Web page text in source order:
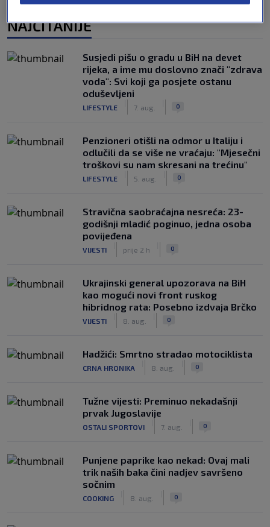
NAJČITANIJE
Susjedi pišu o gradu u BiH na devet
rijeka, a ime mu doslovno znači "zdrava
voda": Svi koji ga posjete ostanu
oduševljeni
LIFESTYLE 7. aug. 0
Penzioneri otišli na odmor u Italiju i
odlučili da se više ne vraćaju: "Mjesečni
troškovi su nam skresani na trećinu"
LIFESTYLE 5. aug. 0
Stravična saobraćajna nesreća: 23-
godišnji mladić poginuo, jedna osoba
povijeđena
VIJESTI prije 2 h 0
Ukrajinski general upozorava na BiH
kao mogući novi front ruskog
hibridnog rata: Posebno izdvaja Brčko
VIJESTI 8. aug. 0
Hadžići: Smrtno stradao motociklista
CRNA HRONIKA 8. aug. 0
Tužne vijesti: Preminuo nekadašnji
prvak Jugoslavije
OSTALI SPORTOVI 7. aug. 0
Punjene paprike kao nekad: Ovaj mali
trik naših baka čini nadjev savršeno
sočnim
COOKING 8. aug. 0